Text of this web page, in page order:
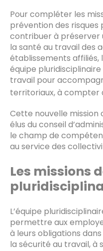
Pour compléter les
prévention des risques
contribuer à préserver
la santé au travail des
établissements affiliés,
équipe
travail pour
territoriaux, à compter
Cette nouvelle mission
élus du conseil
le champ de
au service des
Les missions
L’équipe
permettre aux
à leurs obligations
la sécurité au travail, à